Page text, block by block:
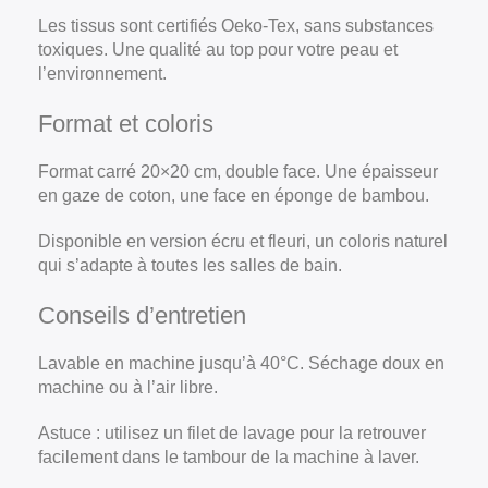
Les tissus sont certifiés Oeko-Tex, sans substances
toxiques. Une qualité au top pour votre peau et
l’environnement.
Format et coloris
Format carré 20×20 cm, double face. Une épaisseur
en gaze de coton, une face en éponge de bambou.
Disponible en version écru et fleuri, un coloris naturel
qui s’adapte à toutes les salles de bain.
Conseils d’entretien
Lavable en machine jusqu’à 40°C. Séchage doux en
machine ou à l’air libre.
Astuce : utilisez un filet de lavage pour la retrouver
facilement dans le tambour de la machine à laver.